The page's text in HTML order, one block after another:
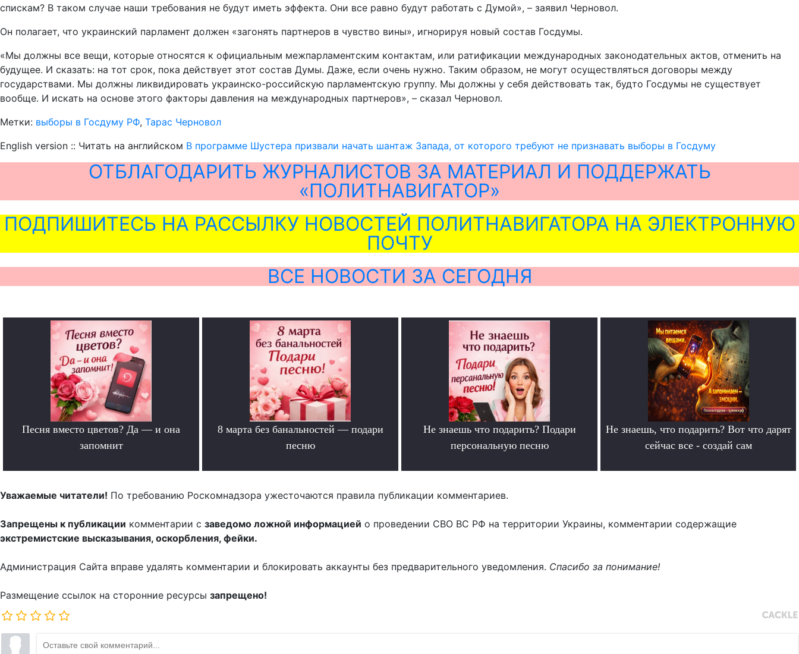
спискам? В таком случае наши требования не будут иметь эффекта. Они все равно будут работать с Думой», – заявил Черновол.
Он полагает, что украинский парламент должен «загонять партнеров в чувство вины», игнорируя новый состав Госдумы.
«Мы должны все вещи, которые относятся к официальным межпарламентским контактам, или ратификации международных законодательных актов, отменить на
будущее. И сказать: на тот срок, пока действует этот состав Думы. Даже, если очень нужно. Таким образом, не могут осуществляться договоры между
государствами. Мы должны ликвидировать украинско-российскую парламентскую группу. Мы должны у себя действовать так, будто Госдумы не существует
вообще. И искать на основе этого факторы давления на международных партнеров», – сказал Черновол.
Метки: выборы в Госдуму РФ, Тарас Черновол
English version :: Читать на английском В программе Шустера призвали начать шантаж Запада, от которого требуют не признавать выборы в Госдуму
ОТБЛАГОДАРИТЬ ЖУРНАЛИСТОВ ЗА МАТЕРИАЛ И ПОДДЕРЖАТЬ
«ПОЛИТНАВИГАТОР»
ПОДПИШИТЕСЬ НА РАССЫЛКУ НОВОСТЕЙ ПОЛИТНАВИГАТОРА НА ЭЛЕКТРОННУЮ
ПОЧТУ
ВСЕ НОВОСТИ ЗА СЕГОДНЯ
Песня вместо цветов? Да — и она
запомнит
8 марта без банальностей — подари
песню
Не знаешь что подарить? Подари
персональную песню
Не знаешь, что подарить? Вот что дарят
сейчас все - создай сам
Уважаемые читатели! По требованию Роскомнадзора ужесточаются правила публикации комментариев.
Запрещены к публикации комментарии с заведомо ложной информацией о проведении СВО ВС РФ на территории Украины, комментарии содержащие
экстремистские высказывания, оскорбления, фейки.
Администрация Сайта вправе удалять комментарии и блокировать аккаунты без предварительного уведомления. Спасибо за понимание!
Размещение ссылок на сторонние ресурсы запрещено!